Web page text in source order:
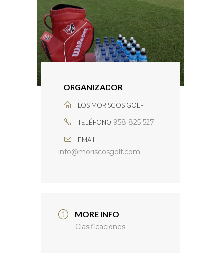
ORGANIZADOR
LOS MORISCOS GOLF
TELÉFONO 958 825 527
EMAIL
info@moriscosgolf.com
MORE INFO
Clasificaciones